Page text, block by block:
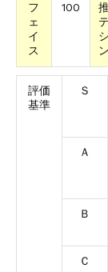
フ
ェ
イ
ス
100
ン
評価
基準
Ｓ
Ａ
Ｂ
Ｃ